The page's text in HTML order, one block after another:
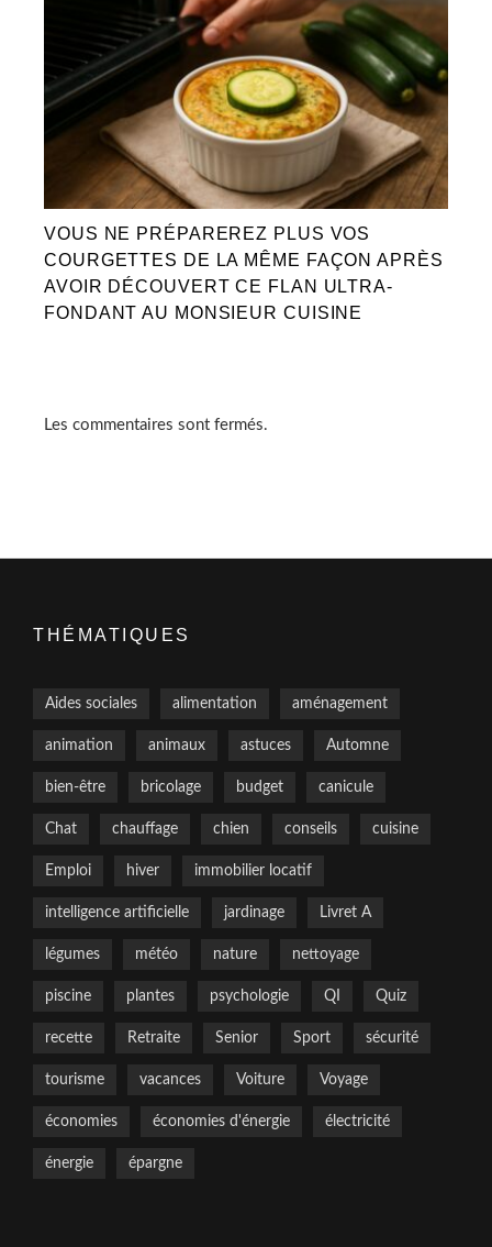
VOUS NE PRÉPAREREZ PLUS VOS
COURGETTES DE LA MÊME FAÇON APRÈS
AVOIR DÉCOUVERT CE FLAN ULTRA-
FONDANT AU MONSIEUR CUISINE
Les commentaires sont fermés.
THÉMATIQUES
Aides sociales alimentation aménagement
animation animaux astuces Automne
bien-être bricolage budget canicule
Chat chauffage chien conseils cuisine
Emploi hiver immobilier locatif
intelligence artificielle jardinage Livret A
légumes météo nature nettoyage
piscine plantes psychologie QI Quiz
recette Retraite Senior Sport sécurité
tourisme vacances Voiture Voyage
économies économies d'énergie électricité
énergie épargne